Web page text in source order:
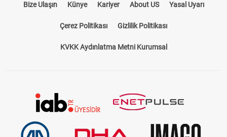
Bize Ulaşın Künye Kariyer About US Yasal Uyarı
Çerez Politikası Gizlilik Politikası
KVKK Aydınlatma Metni Kurumsal